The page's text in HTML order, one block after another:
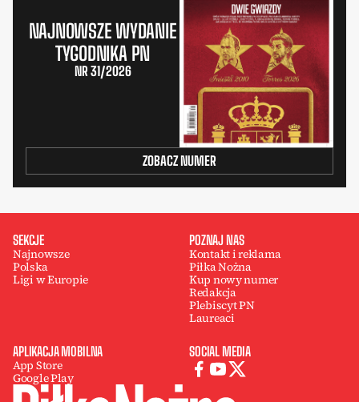
NAJNOWSZE WYDANIE
TYGODNIKA PN
NR 31/2026
ZOBACZ NUMER
SEKCJE
Najnowsze
Polska
Ligi w Europie
POZNAJ NAS
Kontakt i reklama
Piłka Nożna
Kup nowy numer
Redakcja
Plebiscyt PN
Laureaci
APLIKACJA MOBILNA
App Store
Google Play
SOCIAL MEDIA